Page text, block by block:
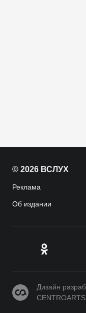
© 2026 ВСЛУХ
Реклама
Об издании
CENTROARTS